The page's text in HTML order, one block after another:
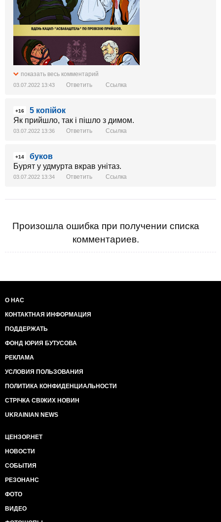
показать весь комментарий
03.07.2022 13:43 Ответить Ссылка
+16
5 копійок
Як прийшло, так і пішло з димом.
03.07.2022 13:36 Ответить Ссылка
+14
буков
Бурят у удмурта вкрав унітаз.
03.07.2022 13:34 Ответить Ссылка
Произошла ошибка при получении списка
комментариев.
О НАС
КОНТАКТНАЯ ИНФОРМАЦИЯ
ПОДДЕРЖАТЬ
ФОНД ЮРИЯ БУТУСОВА
РЕКЛАМА
УСЛОВИЯ ПОЛЬЗОВАНИЯ
ПОЛИТИКА КОНФИДЕНЦИАЛЬНОСТИ
СТРІЧКА СВІЖИХ НОВИН
UKRAINIAN NEWS
ЦЕНЗОР.НЕТ
НОВОСТИ
СОБЫТИЯ
РЕЗОНАНС
ФОТО
ВИДЕО